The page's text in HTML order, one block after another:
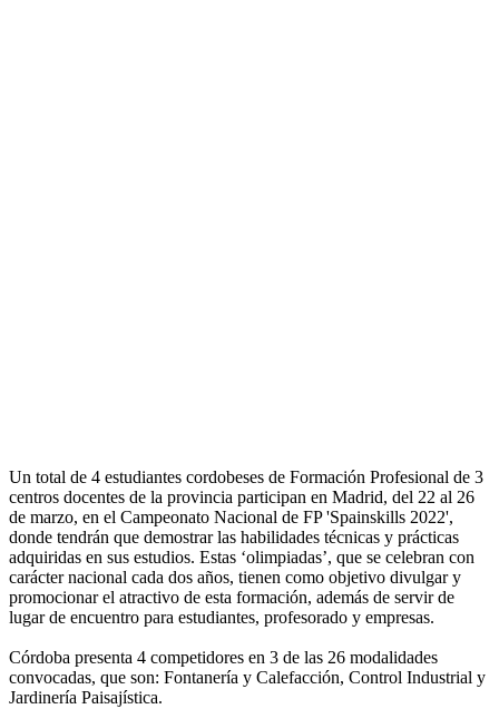
Un total de 4 estudiantes cordobeses de Formación Profesional de 3
centros docentes de la provincia participan en Madrid, del 22 al 26
de marzo, en el Campeonato Nacional de FP 'Spainskills 2022',
donde tendrán que demostrar las habilidades técnicas y prácticas
adquiridas en sus estudios. Estas ‘olimpiadas’, que se celebran con
carácter nacional cada dos años, tienen como objetivo divulgar y
promocionar el atractivo de esta formación, además de servir de
lugar de encuentro para estudiantes, profesorado y empresas.
Córdoba presenta 4 competidores en 3 de las 26 modalidades
convocadas, que son: Fontanería y Calefacción, Control Industrial y
Jardinería Paisajística.